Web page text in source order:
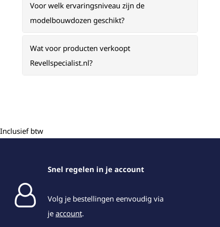
Voor welk ervaringsniveau zijn de
modelbouwdozen geschikt?
Wat voor producten verkoopt
Revellspecialist.nl?
Inclusief btw
Snel regelen in je account
Volg je bestellingen eenvoudig via
je account.